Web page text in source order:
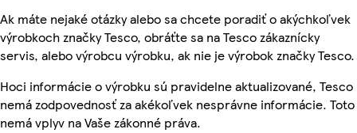
Ak máte nejaké otázky alebo sa chcete poradiť o akýchkoľvek
výrobkoch značky Tesco, obráťte sa na Tesco zákaznícky
servis, alebo výrobcu výrobku, ak nie je výrobok značky Tesco.
Hoci informácie o výrobku sú pravidelne aktualizované, Tesco
nemá zodpovednosť za akékoľvek nesprávne informácie. Toto
nemá vplyv na Vaše zákonné práva.